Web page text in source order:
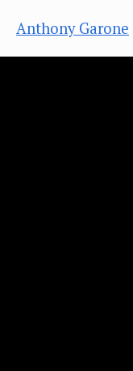
Anthony Garone